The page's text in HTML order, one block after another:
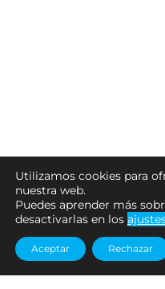
Productos
Utilizamos cookies para
nuestra web.
Puedes aprender más
desactivarlas en los
Aceptar Rechazar